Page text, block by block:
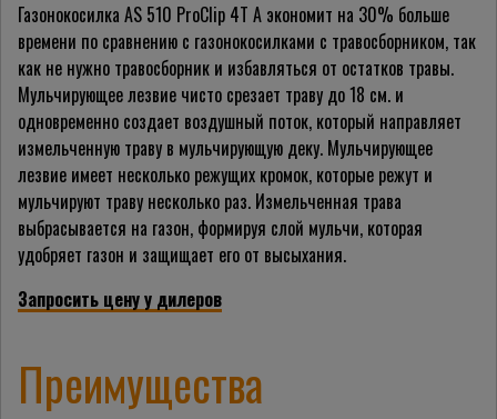
Газонокосилка AS 510 ProClip 4T A экономит на 30% больше
времени по сравнению с газонокосилками с травосборником, так
как не нужно травосборник и избавляться от остатков травы.
Мульчирующее лезвие чисто срезает траву до 18 см. и
одновременно создает воздушный поток, который направляет
измельченную траву в мульчирующую деку. Мульчирующее
лезвие имеет несколько режущих кромок, которые режут и
мульчируют траву несколько раз. Измельченная трава
выбрасывается на газон, формируя слой мульчи, которая
удобряет газон и защищает его от высыхания.
Запросить цену у дилеров
Преимущества